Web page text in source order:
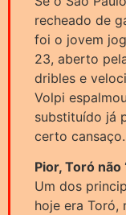
recheado de
foi o jovem
23, aberto
dribles e
Volpi
substituído já
certo cansaço.
Pior, Toró não
Um dos
hoje era Toró,